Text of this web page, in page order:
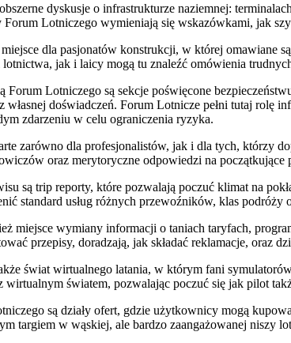
dyskusje o infrastrukturze naziemnej:
Lotniczego wymieniają się wskazówkami, jak
dla pasjonatów konstrukcji, w której omawiane
jak i laicy mogą tu znaleźć omówienia
Forum Lotniczego są sekcje poświęcone
doświadczeń. Forum Lotnicze pełni tutaj rolę
zdarzeniu w celu ograniczenia ryzyka.
zarówno dla profesjonalistów, jak i dla tych, którzy
oraz merytoryczne odpowiedzi na początkujące
są trip reporty, które pozwalają poczuć klimat na
standard usług różnych przewoźników, klas podróży
miejsce wymiany informacji o taniach taryfach,
przepisy, doradzają, jak składać reklamacje, oraz
świat wirtualnego latania, w którym fani
wirtualnym światem, pozwalając poczuć się jak pilot
są działy ofert, gdzie użytkownicy mogą
targiem w wąskiej, ale bardzo zaangażowanej niszy